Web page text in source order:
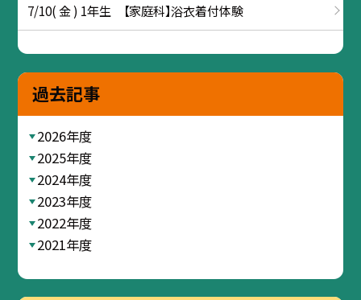
7/10( 金 ) 1年生 【家庭科】浴衣着付体験
過去記事
2026年度
2025年度
2024年度
2023年度
2022年度
2021年度